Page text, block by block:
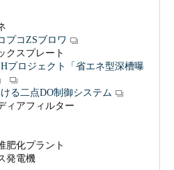
プコZSブロワ
スプレート
プロジェクト「省エネ型深槽曝
ける二点DO制御システム
アフィルター
化プラント
電機